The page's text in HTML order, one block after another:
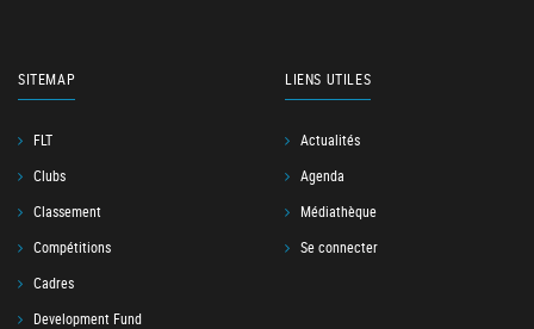
SITEMAP
FLT
Clubs
Classement
Compétitions
Cadres
Development Fund
LIENS UTILES
Actualités
Agenda
Médiathèque
Se connecter